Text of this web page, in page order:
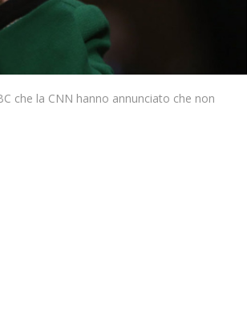
che la CNN hanno annunciato che non